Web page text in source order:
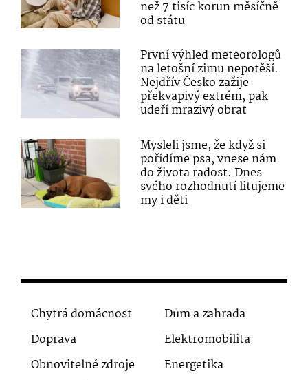
než 7 tisíc korun měsíčně
od státu
První výhled meteorologů
na letošní zimu nepotěší.
Nejdřív Česko zažije
překvapivý extrém, pak
udeří mrazivý obrat
Mysleli jsme, že když si
pořídíme psa, vnese nám
do života radost. Dnes
svého rozhodnutí litujeme
my i děti
Chytrá domácnost
Dům a zahrada
Doprava
Elektromobilita
Obnovitelné zdroje
Energetika